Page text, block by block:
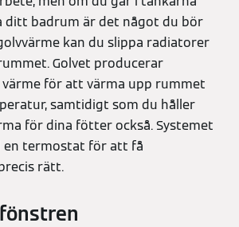
ditt badrum är det något du bör
kan du slippa radiatorer
Golvet producerar
för att värma upp rummet
samtidigt som du håller
för dina fötter också. Systemet
en termostat för att få
rätt.